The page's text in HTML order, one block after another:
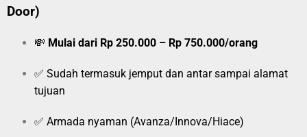
Door)
💸 Mulai dari Rp 250.000 – Rp 750.000/orang
✅ Sudah termasuk jemput dan antar sampai alamat
tujuan
✅ Armada nyaman (Avanza/Innova/Hiace)